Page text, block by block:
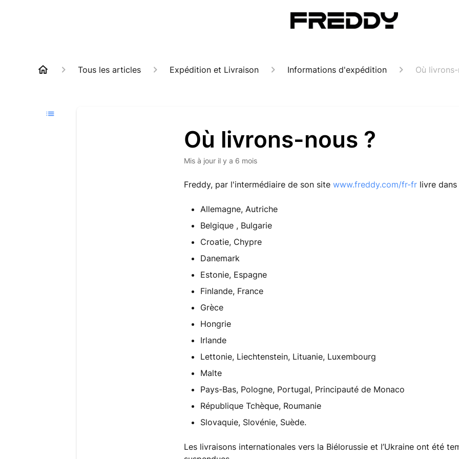
Tous les articles Expédition et Livraison Informations d'expédition Où
Où livrons-nous ?
Mis à jour il y a 6 mois
Freddy, par l'intermédiaire de son sitewww.freddy.com/fr-fr livre
Allemagne, Autriche
Belgique , Bulgarie
Croatie, Chypre
Danemark
Estonie, Espagne
Finlande, France
Grèce
Hongrie
Irlande
Lettonie, Liechtenstein, Lituanie, Luxembourg
Malte
Pays-Bas, Pologne, Portugal, Principauté de Monaco
République Tchèque, Roumanie
Slovaquie, Slovénie, Suède.
Les livraisons internationales vers la Biélorussie et l’Ukraine ont été